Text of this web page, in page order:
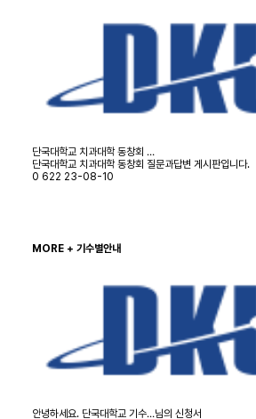
단국대학교 치과대학 동창회 …
단국대학교 치과대학 동창회 질문과답변 게시판입니다.
0 622 23-08-10
MORE + 기수별안내
안녕하세요. 단국대학교 기수…님의 신청서